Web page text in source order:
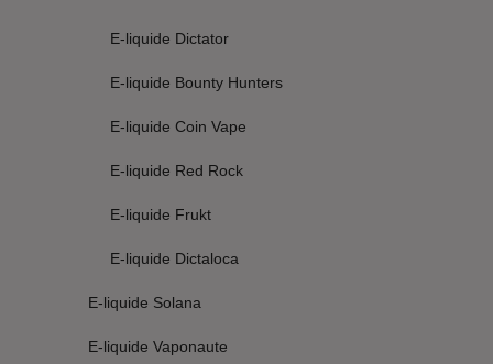
E-liquide Dictator
E-liquide Bounty Hunters
E-liquide Coin Vape
E-liquide Red Rock
E-liquide Frukt
E-liquide Dictaloca
E-liquide Solana
E-liquide Vaponaute